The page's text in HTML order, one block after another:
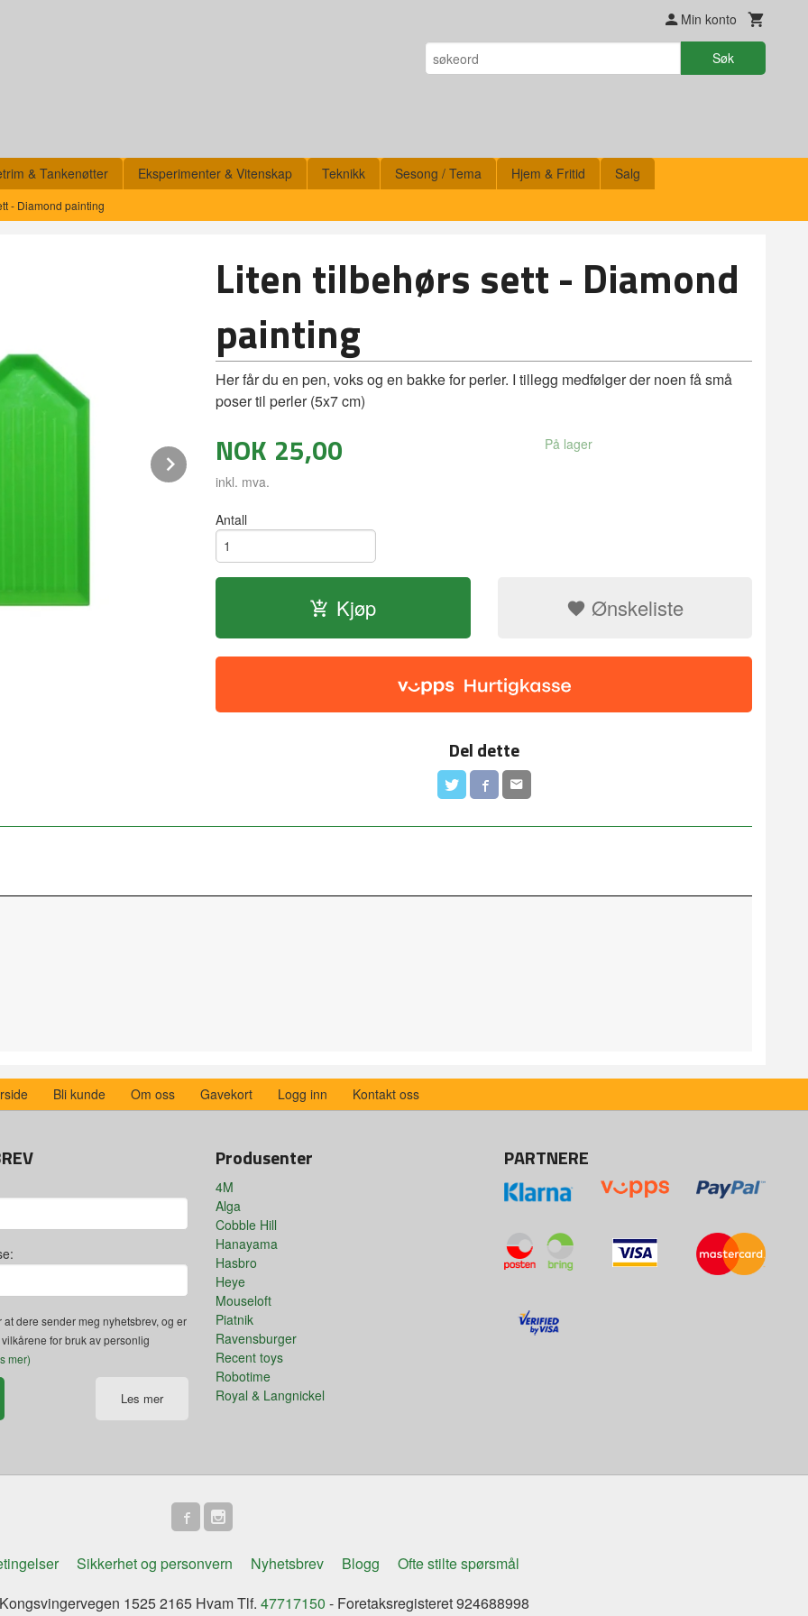
Min konto
Søk
& Tankenøtter Eksperimenter & Vitenskap Teknikk Sesong / Tema Hjem & Fritid Salg
- Diamond painting
Next
Liten tilbehørs sett - Diamond
painting
Her får du en pen, voks og en bakke for perler. I tillegg medfølger der noen få små
poser til perler (5x7 cm)
NOK 25,00
inkl. mva.
På lager
Antall
Kjøp Ønskeliste
Del dette
Bli kunde Om oss Gavekort Logg inn Kontakt oss
at dere sender meg nyhetsbrev, og er
for bruk av personlig
mer)
Les mer
Produsenter
4M
Alga
Cobble Hill
Hanayama
Hasbro
Heye
Mouseloft
Piatnik
Ravensburger
Recent toys
Robotime
Royal & Langnickel
PARTNERE
Sikkerhet og personvern Nyhetsbrev Blogg
Ofte stilte spørsmål
1525 2165 Hvam Tlf. 47717150 - Foretaksregisteret 924688998